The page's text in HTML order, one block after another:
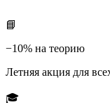
📘
−10% на теорию
Летняя акция для
🎓